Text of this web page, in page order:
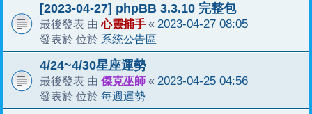
[2023-04-27] phpBB 3.3.10 完整包
最後發表 由心靈捕手 « 2023-04-27 08:05
發表於 位於 系統公告區
4/24~4/30星座運勢
最後發表 由 傑克巫師 « 2023-04-25 04:56
發表於 位於 每週運勢